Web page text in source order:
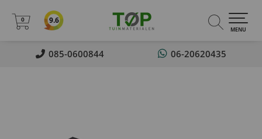
06-20620435
085-0600844
0
0
MENU
9.6